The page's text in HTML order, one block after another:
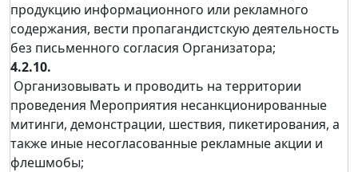
продукцию информационного или рекламного
содержания, вести пропагандистскую деятельность
без письменного согласия Организатора;
4.2.10.
Организовывать и проводить на территории
проведения Мероприятия несанкционированные
митинги, демонстрации, шествия, пикетирования, а
также иные несогласованные рекламные акции и
флешмобы;